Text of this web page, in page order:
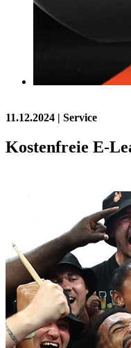
11.12.2024 | Service
Kostenfreie E-